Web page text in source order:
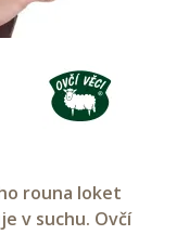
rouna loket
v suchu. Ovčí